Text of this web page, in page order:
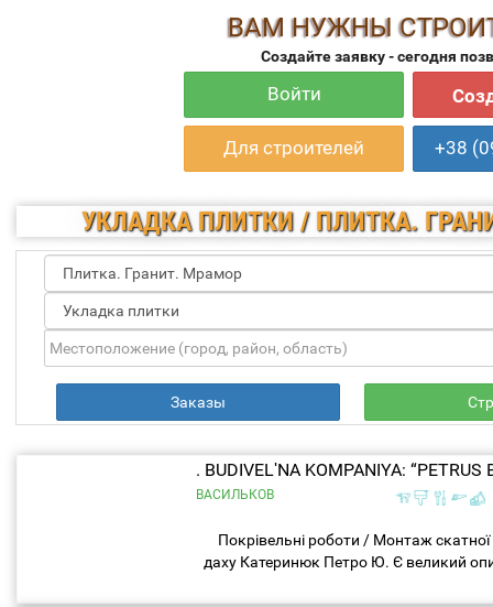
ВАМ НУЖНЫ
Создайте заявку - сегодня
Войти
Для строителей +38
УКЛАДКА ПЛИТКИ / ПЛИТКА.
Заказы
ВАСИЛЬКОВ
Покрівельні роботи / Монтаж скатної
даху Катеринюк Петро Ю. Є великий